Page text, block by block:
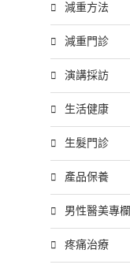
減重方法
減重門診
演講採訪
生活健康
生髮門診
產品保養
男性醫美專欄
疼痛治療